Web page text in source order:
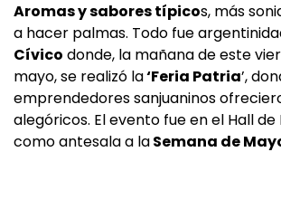
Aromas y sabores típicos, más
a hacer palmas. Todo fue
Cívico donde, la mañana de este
mayo, se realizó la‘Feria Patria’,
emprendedores sanjuaninos
alegóricos. El evento fue en el Hall de
como antesala a laSemana de